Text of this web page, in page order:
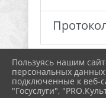
Пользуясь нашим
персональных
подключенные к веб-
"Госуслуги",